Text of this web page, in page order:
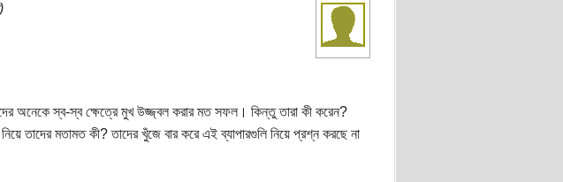
অনেকে স্ব-স্ব ক্ষেত্রে মুখ উজ্জ্বল করার মত সফল। কিন্তু তারা কী করেন?
নিয়ে তাদের মতামত কী? তাদের খুঁজে বার করে এই ব্যাপারগুলি নিয়ে প্রশ্ন করছে না